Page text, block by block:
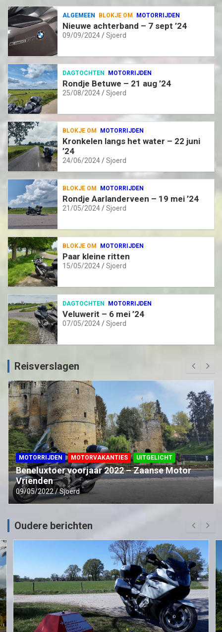
ALGEMEEN BLOKJE OM MOTORRIJDEN
Nieuwe achterband – 7 sept ’24
09/09/2024 Sjoerd
DAGTOCHTEN MOTORRIJDEN
Rondje Betuwe – 21 aug ’24
25/08/2024 Sjoerd
BLOKJE OM MOTORRIJDEN
Kronkelen langs het water – 22 juni
’24
24/06/2024 Sjoerd
BLOKJE OM MOTORRIJDEN
Rondje Aarlanderveen – 19 mei ’24
21/05/2024 Sjoerd
BLOKJE OM MOTORRIJDEN
Paar kleine ritten
15/05/2024 Sjoerd
DAGTOCHTEN MOTORRIJDEN
Veluwerit – 6 mei ’24
07/05/2024 Sjoerd
Reisverslagen
MOTORRIJDEN MOTORVAKANTIES UITGELICHT
Beneluxtoer voorjaar 2022 – Zaanse Motor
Vrienden
09/05/2022 Sjoerd
Oudere berichten